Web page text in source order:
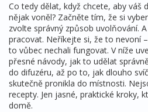
Co tedy dělat, když chcete, aby váš
nějak voněl? Začněte tím, že si
zvolte správný způsob uvolňování.
pracovat. Neříkejte si, že to nevoní
to vůbec nechali fungovat. V níže
přesné návody, jak to udělat
do difuzéru, až po to, jak dlouho
skutečně pronikla do místnosti.
recepty. Jen jasné, praktické kroky,
domě.